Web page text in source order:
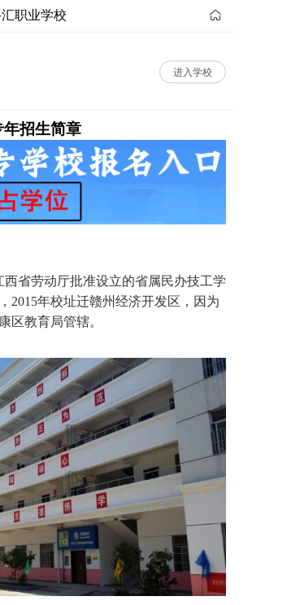
职业学校 
进入学校
招生简章
省劳动厅批准设立的省属民办技工学
2015年校址迁赣州经济开发区，因为
区教育局管辖。